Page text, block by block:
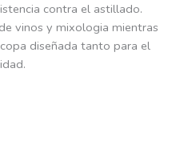
contra el astillado.
vinos y mixologia mientras
diseñada tanto para el